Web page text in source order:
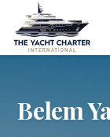
Belem